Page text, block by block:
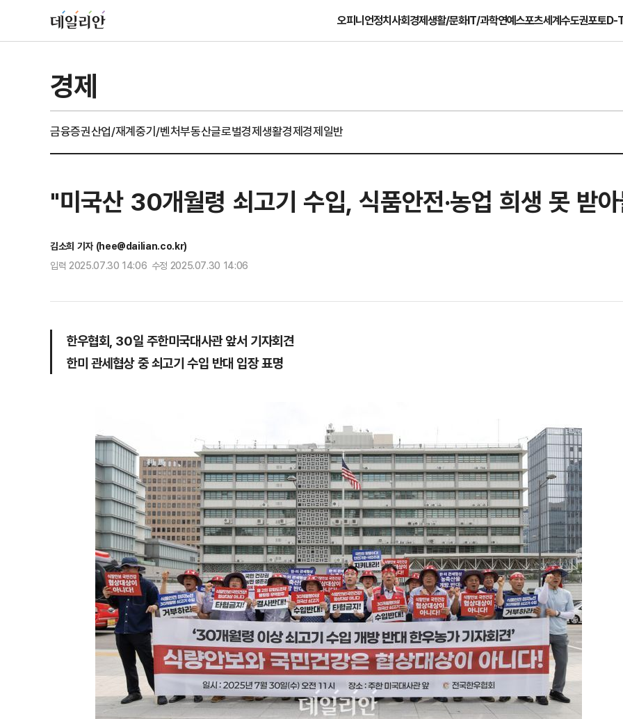
오피니언정치사회경제생활/문화IT/과학연예스포츠세계수도권포토D-
경제
금융증권산업/재계중기/벤처부동산글로벌경제생활경제경제일반
"미국산 30개월령 쇠고기 수입, 식품안전·농업 희생 못 받
김소희 기자 (hee@dailian.co.kr)
입력 2025.07.30 14:06 수정 2025.07.30 14:06
한우협회, 30일 주한미국대사관 앞서 기자회견
한미 관세협상 중 쇠고기 수입 반대 입장 표명